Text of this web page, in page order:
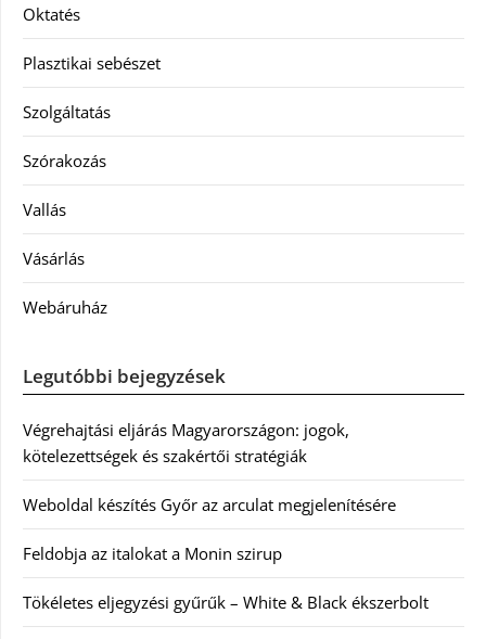
Oktatés
Plasztikai sebészet
Szolgáltatás
Szórakozás
Vallás
Vásárlás
Webáruház
Legutóbbi bejegyzések
Végrehajtási eljárás Magyarországon: jogok,
kötelezettségek és szakértői stratégiák
Weboldal készítés Győr az arculat megjelenítésére
Feldobja az italokat a Monin szirup
Tökéletes eljegyzési gyűrűk – White & Black ékszerbolt